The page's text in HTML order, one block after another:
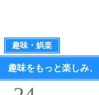
趣味・娯楽
趣味をもっと楽しみ、